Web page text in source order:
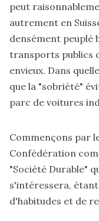
peut
autrement en
densément peuplé
transports publics
envieux. Dans
que la "sobriété"
parc de voitures
Commençons par
Confédération
"Société Durable"
s'intéressera,
d'habitudes et de